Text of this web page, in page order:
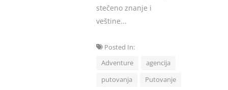
stečeno znanje i
veštine...
Posted In:
Adventure
agencija
putovanja
Putovanje